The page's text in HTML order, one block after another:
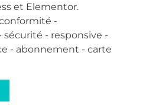
et Elementor.
-
- responsive -
- abonnement - carte